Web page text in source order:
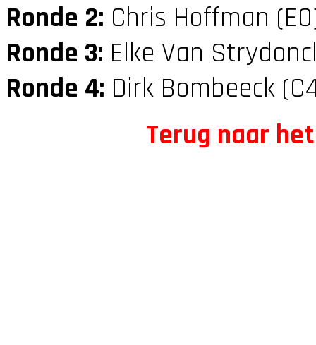
Ronde 2: Chris Hoffman
Ronde 3: Elke Van
Ronde 4: Dirk Bombeeck
Terug naar